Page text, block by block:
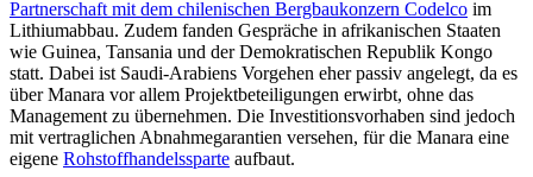
Partnerschaft mit dem chilenischen Bergbaukonzern Codelco im
Lithiumabbau. Zudem fanden Gespräche in afrikanischen Staaten
wie Guinea, Tansania und der Demokratischen Republik Kongo
statt. Dabei ist Saudi-Arabiens Vor­gehen eher passiv angelegt, da es
über Manara vor allem Projektbeteiligungen erwirbt, ohne das
Management zu übernehmen. Die Inve­stitions­vorhaben sind jedoch
mit vertrag­lichen Abnahmegarantien versehen, für die Manara eine
eigene Rohstoffhandelssparte aufbaut.